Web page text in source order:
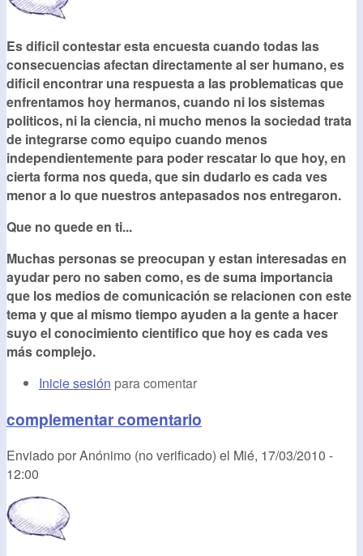
Es dificil contestar esta encuesta cuando todas las
consecuencias afectan directamente al ser humano, es
dificil encontrar una respuesta a las problematicas que
enfrentamos hoy hermanos, cuando ni los sistemas
politicos, ni la ciencia, ni mucho menos la sociedad trata
de integrarse como equipo cuando menos
independientemente para poder rescatar lo que hoy, en
cierta forma nos queda, que sin dudarlo es cada ves
menor a lo que nuestros antepasados nos entregaron.
Que no quede en ti...
Muchas personas se preocupan y estan interesadas en
ayudar pero no saben como, es de suma importancia
que los medios de comunicación se relacionen con este
tema y que al mismo tiempo ayuden a la gente a hacer
suyo el conocimiento cientifico que hoy es cada ves
más complejo.
Inicie sesión para comentar
complementar comentario
Enviado porAnónimo (no verificado) el Mié, 17/03/2010 -
12:00